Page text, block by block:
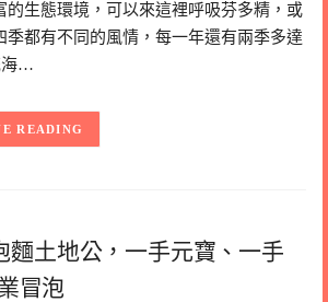
的生態環境，可以來這裡呼吸芬多精，或
季都有不同的風情，每一年還有兩季多達
海…
READING
麵土地公，一手元寶、一手
冒泡